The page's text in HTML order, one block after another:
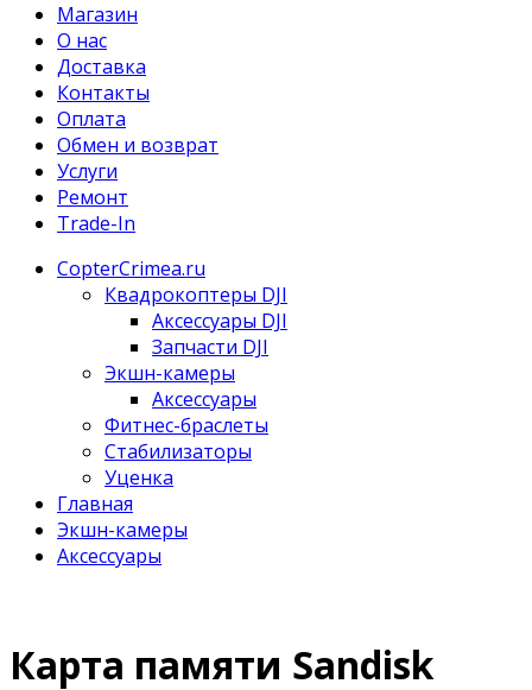
Магазин
О нас
Доставка
Контакты
Оплата
Обмен и возврат
Услуги
Ремонт
Trade-In
CopterCrimea.ru
Квадрокоптеры DJI
Аксессуары DJI
Запчасти DJI
Экшн-камеры
Аксессуары
Фитнес-браслеты
Стабилизаторы
Уценка
Главная
Экшн-камеры
Аксессуары
Карта памяти Sandisk